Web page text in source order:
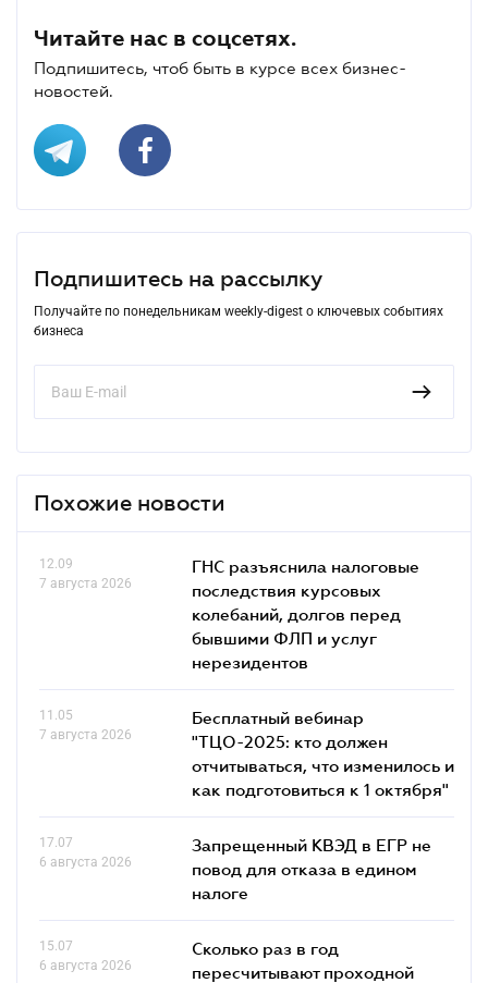
Читайте нас в соцсетях.
Подпишитесь, чтоб быть в курсе всех бизнес-
новостей.
Подпишитесь на рассылку
Получайте по понедельникам weekly-digest о ключевых событиях
бизнеса
Похожие новости
12.09
7 августа 2026
ГНС разъяснила налоговые
последствия курсовых
колебаний, долгов перед
бывшими ФЛП и услуг
нерезидентов
11.05
7 августа 2026
Бесплатный вебинар
"ТЦО-2025: кто должен
отчитываться, что изменилось и
как подготовиться к 1 октября"
17.07
6 августа 2026
Запрещенный КВЭД в ЕГР не
повод для отказа в едином
налоге
15.07
6 августа 2026
Сколько раз в год
пересчитывают проходной